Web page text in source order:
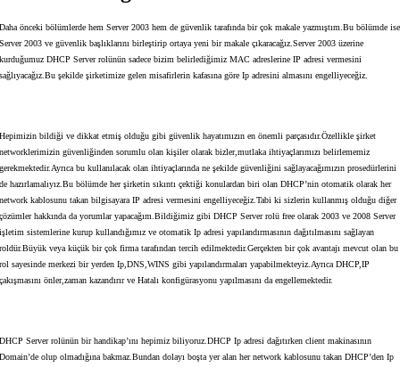
Daha önceki bölümlerde hem Server 2003 hem de güvenlik tarafında bir çok makale yazmıştım.Bu bölümde ise
Server 2003 ve güvenlik başlıklarını birleştirip ortaya yeni bir makale çıkaracağız.Server 2003 üzerine
kurduğumuz DHCP Server rolünün sadece bizim belirlediğimiz MAC adreslerine IP adresi vermesini
sağlıyacağız.Bu şekilde şirketimize gelen misafirlerin kafasına göre Ip adresini almasını engelliyeceğiz.
Hepimizin bildiği ve dikkat etmiş olduğu gibi güvenlik hayatımızın en önemli parçasıdır.Özellikle şirket
networklerimizin güvenliğinden sorumlu olan kişiler olarak bizler,mutlaka ihtiyaçlarımızı belirlememiz
gerekmektedir.Ayrıca bu kullanılacak olan ihtiyaçlarında ne şekilde güvenliğini sağlayacağımızın prosedürlerini
de hazırlamalıyız.Bu bölümde her şirketin sıkıntı çektiği konulardan biri olan DHCP’nin otomatik olarak her
network kablosunu takan bilgisayara IP adresi vermesini engelliyeceğiz.Tabi ki sizlerin kullanmış olduğu diğer
çözümler hakkında da yorumlar yapacağım.Bildiğimiz gibi DHCP Server rolü free olarak 2003 ve 2008 Server
işletim sistemlerine kurup kullandığımız ve otomatik Ip adresi yapılandırmasının dağıtılmasını sağlayan
roldür.Büyük veya küçük bir çok firma tarafından tercih edilmektedir.Gerçekten bir çok avantajı mevcut olan bu
rol sayesinde merkezi bir yerden Ip,DNS,WINS gibi yapılandırmaları yapabilmekteyiz.Ayrıca DHCP,IP
çakışmasını önler,zaman kazandırır ve Hatalı konfigürasyonu yapılmasını da engellemektedir.
DHCP Server rolünün bir handikap’ını hepimiz biliyoruz.DHCP Ip adresi dağıtırken client makinasının
Domain’de olup olmadığına bakmaz.Bundan dolayı boşta yer alan her network kablosunu takan DHCP’den Ip